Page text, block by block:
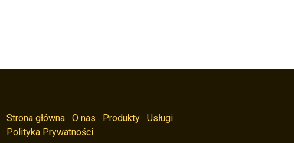
Strona główna O nas Produkty
Usługi
Polityka Prywatności